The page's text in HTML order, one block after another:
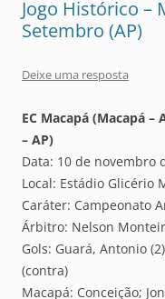
Jogo Histórico –
Setembro (AP)
Deixe uma resposta
EC Macapá (Macapá –
– AP)
Data: 10 de novembro
Local: Estádio Glicério
Caráter: Campeonato
Árbitro: Nelson
Gols: Guará, Antonio
(contra)
Macapá: Conceição;